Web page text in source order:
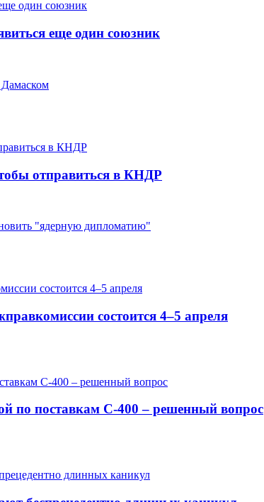
еще один союзник
отправиться в КНДР
"ядерную дипломатию"
состоится 4–5 апреля
по поставкам С-400 – решенный вопрос